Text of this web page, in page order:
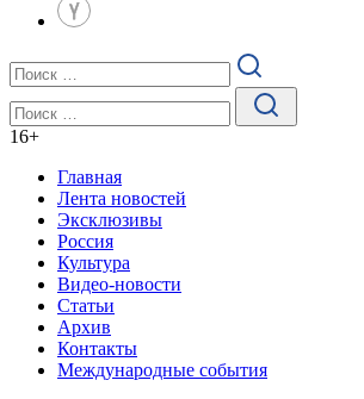
16+
Главная
Лента новостей
Эксклюзивы
Россия
Культура
Видео-новости
Статьи
Архив
Контакты
Международные события